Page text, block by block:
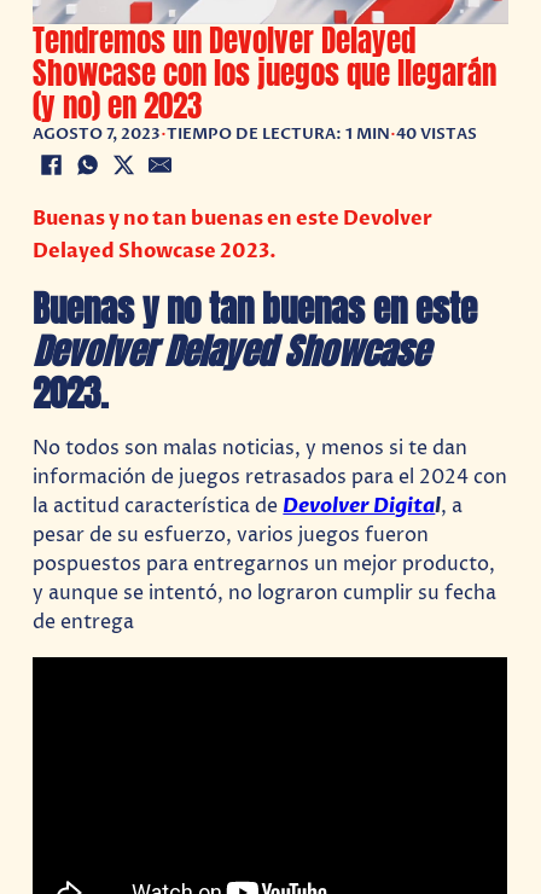
Tendremos un Devolver Delayed
Showcase con los juegos que llegarán
(y no) en 2023
AGOSTO 7, 2023•TIEMPO DE LECTURA: 1 MIN•40 VISTAS
Buenas y no tan buenas en este Devolver
Delayed Showcase 2023.
Buenas y no tan buenas en este
Devolver Delayed Showcase
2023.
No todos son malas noticias, y menos si te dan
información de juegos retrasados para el 2024 con
la actitud característica de Devolver Digital, a
pesar de su esfuerzo, varios juegos fueron
pospuestos para entregarnos un mejor producto,
y aunque se intentó, no lograron cumplir su fecha
de entrega